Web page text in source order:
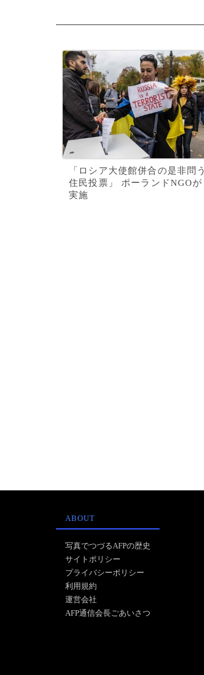
「ロシア大使館併合の是非問う
住民投票」 ポーランドNGOが
実施
ABOUT
写真でつづるAFPの歴史
サイトポリシー
プライバシーポリシー
利用規約
運営会社
AFP通信会長ごあいさつ